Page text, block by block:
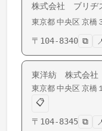
株式会社 ブリヂ
東京都 中央区 京橋
〒 104-8340 ⧉
東洋紡 株式会社
東京都 中央区 京橋
📋
〒 104-8345 ⧉